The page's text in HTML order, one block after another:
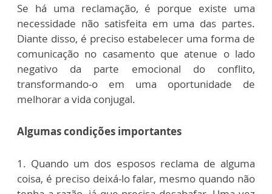
Se há uma reclamação, é porque existe uma
necessidade não satisfeita em uma das partes.
Diante disso, é preciso estabelecer uma forma de
comunicação no casamento que atenue o lado
negativo da parte emocional do conflito,
transformando-o em uma oportunidade de
melhorar a vida conjugal.
Algumas condições importantes
1. Quando um dos esposos reclama de alguma
coisa, é preciso deixá-lo falar, mesmo quando não